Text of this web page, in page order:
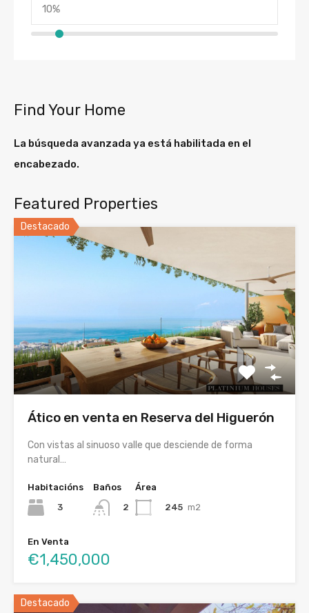
Find Your Home
La búsqueda avanzada ya está habilitada en el
encabezado.
Featured Properties
Destacado
Ático en venta en Reserva del Higuerón
Con vistas al sinuoso valle que desciende de forma
natural…
Habitacións
3
Baños
2
Área
245 m2
En Venta
€1,450,000
Destacado